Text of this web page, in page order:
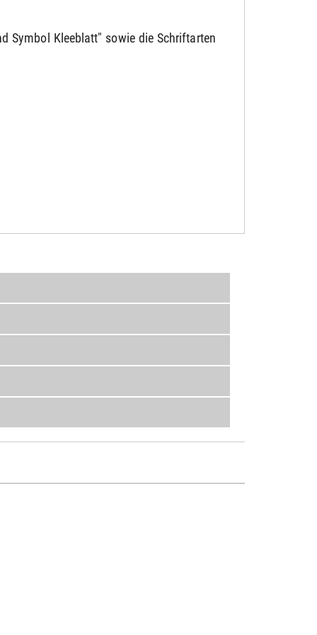
Symbol Kleeblatt" sowie die Schriftarten